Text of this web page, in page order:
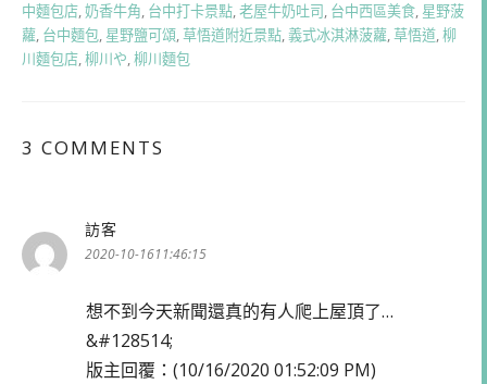
中麵包店,奶香牛角, 台中打卡景點,老屋牛奶吐司, 台中西區美食, 星野菠
蘿, 台中麵包, 星野鹽可頌,草悟道附近景點,義式冰淇淋菠蘿,草悟道,柳
川麵包店,柳川や,柳川麵包
3 COMMENTS
訪客
示:
2020-10-1611:46:15
想不到今天新聞還真的有人爬上屋頂了…
&#128514;
版主回覆：(10/16/2020 01:52:09 PM)